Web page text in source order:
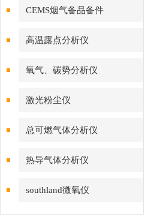
CEMS烟气备品备件
高温露点分析仪
氧气、碳势分析仪
激光粉尘仪
总可燃气体分析仪
热导气体分析仪
southland微氧仪